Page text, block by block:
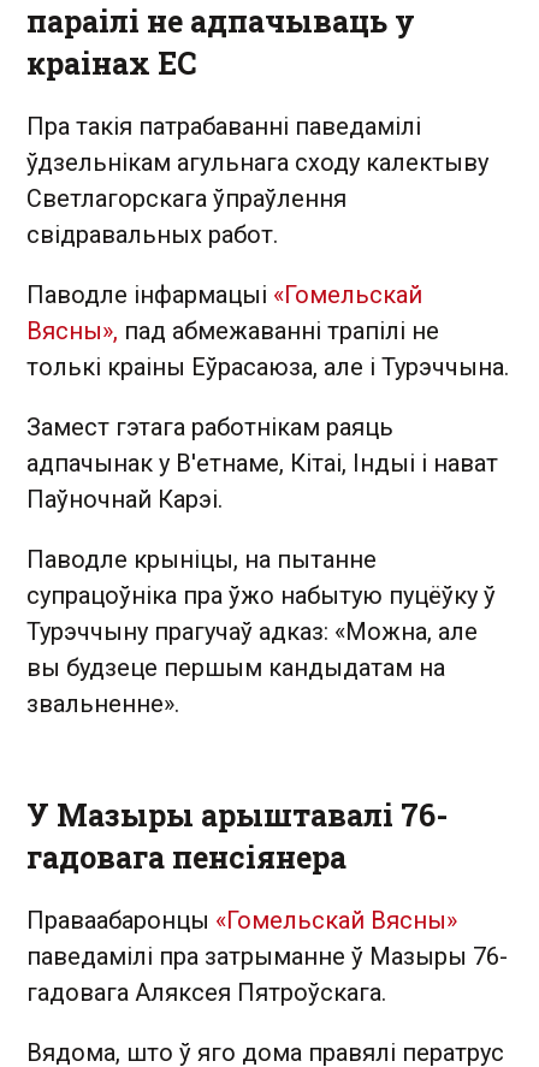
параілі не адпачываць у
краінах ЕС
Пра такія патрабаванні паведамілі
ўдзельнікам агульнага сходу калектыву
Светлагорскага ўпраўлення
свідравальных работ.
Паводле інфармацыі «Гомельскай
Вясны», пад абмежаванні трапілі не
толькі краіны Еўрасаюза, але і Турэччына.
Замест гэтага работнікам раяць
адпачынак у В'етнаме, Кітаі, Індыі і нават
Паўночнай Карэі.
Паводле крыніцы, на пытанне
супрацоўніка пра ўжо набытую пуцёўку ў
Турэччыну прагучаў адказ: «Можна, але
вы будзеце першым кандыдатам на
звальненне».
У Мазыры арыштавалі 76-
гадовага пенсіянера
Праваабаронцы «Гомельскай Вясны»
паведамілі пра затрыманне ў Мазыры 76-
гадовага Аляксея Пятроўскага.
Вядома, што ў яго дома правялі ператрус